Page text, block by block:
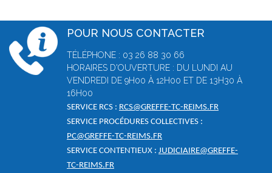
POUR NOUS CONTACTER
TÉLÉPHONE : 03 26 88 30 66
HORAIRES D'OUVERTURE : DU LUNDI AU
VENDREDI DE 9H00 À 12H00 ET DE 13H30 À
16H00
SERVICE RCS : RCS@GREFFE-TC-REIMS.FR
SERVICE PROCÉDURES COLLECTIVES :
PC@GREFFE-TC-REIMS.FR
SERVICE CONTENTIEUX : JUDICIAIRE@GREFFE-
TC-REIMS.FR